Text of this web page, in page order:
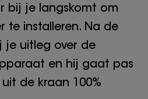
bij je langskomt om
te installeren. Na de
je uitleg over de
en hij gaat pas
de kraan 100%